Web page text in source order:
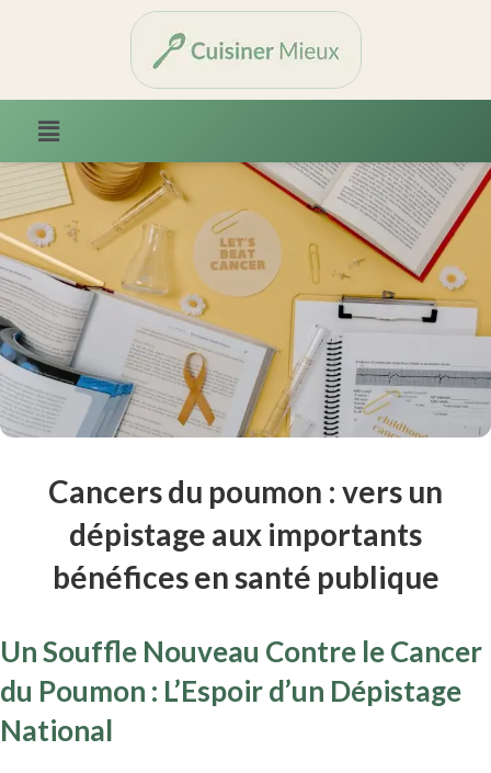
Cancers du poumon : vers un
dépistage aux importants
bénéfices en santé publique
Un Souffle Nouveau Contre le Cancer
du Poumon : L’Espoir d’un Dépistage
National